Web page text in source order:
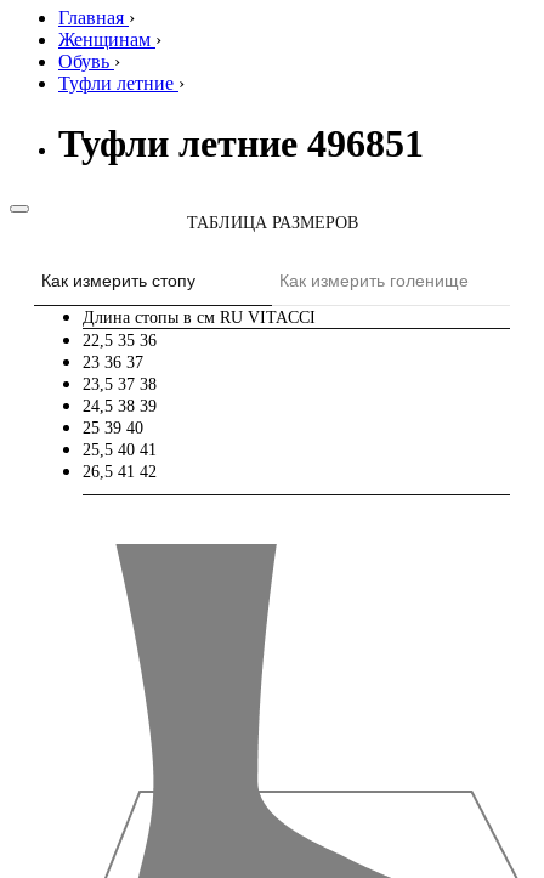
Главная ›
Женщинам ›
Обувь ›
Туфли летние ›
Туфли летние 496851
ТАБЛИЦА РАЗМЕРОВ
Как измерить стопу Как измерить голенище
Длина стопы в см RU VITACCI
22,5 35 36
23 36 37
23,5 37 38
24,5 38 39
25 39 40
25,5 40 41
26,5 41 42